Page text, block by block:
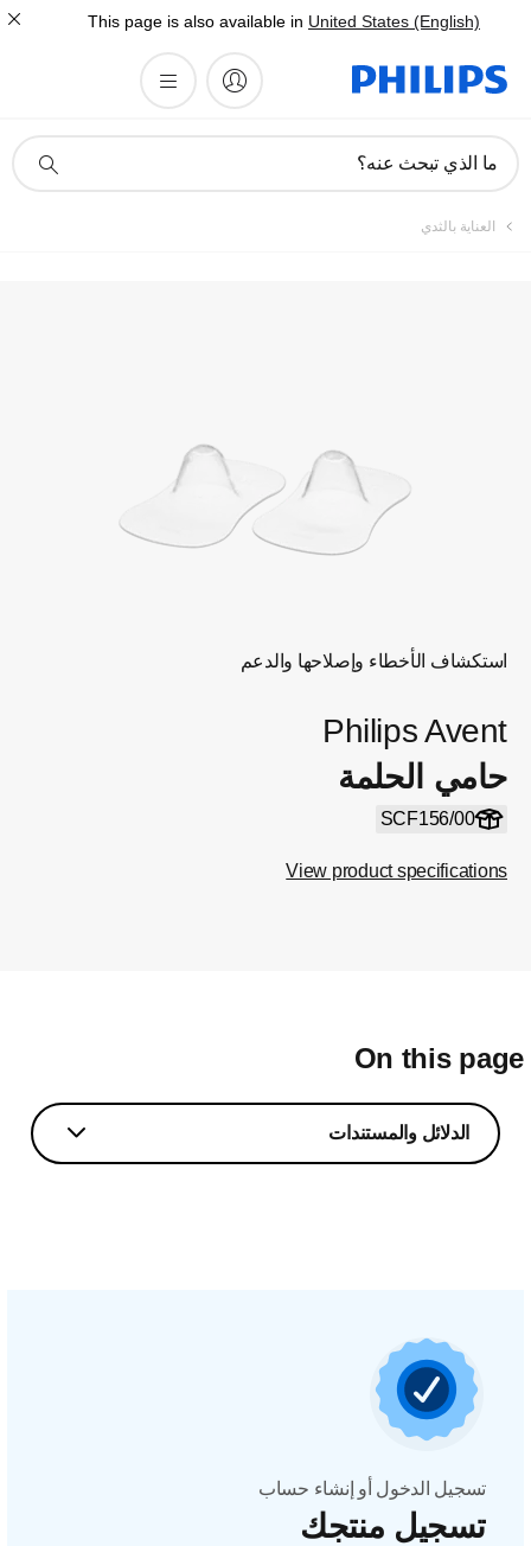
This page is also available in United States (English)
دعم
ما الذي تبحث عنه؟
العناية بالثدي
استكشاف الأخطاء وإصلاحها والدعم
Philips Avent
حامي الحلمة
SCF156/00
View product specifications
On this
الدلائل والمستندات
تسجيل الدخول أو إنشاء حساب
تسجيل منتجك